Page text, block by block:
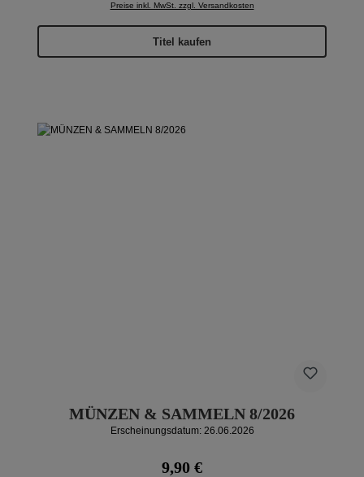
Preise inkl. MwSt. zzgl. Versandkosten
Titel kaufen
MÜNZEN & SAMMELN 8/2026
Erscheinungsdatum: 26.06.2026
Regulärer Preis:
9,90 €